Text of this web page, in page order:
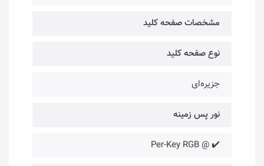
مشخصات صفحه کلید
نوع صفحه کلید
جزیره‌ای
نور پس زمینه
✔️ @ Per-Key RGB